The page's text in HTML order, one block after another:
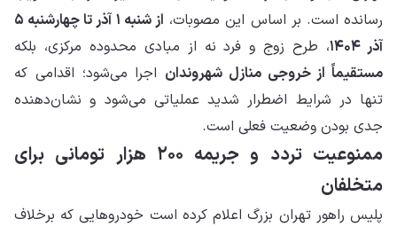
رسانده است. بر اساس این مصوبات،
از شنبه ۱ آذر تا چهارشنبه ۵
آذر ۱۴۰۴
، طرح زوج و فرد نه از مبادی محدوده مرکزی، بلکه
مستقیماً از خروجی منازل شهروندان اجرا می‌شود؛ اقدامی که
تنها در شرایط اضطرار شدید عملیاتی می‌شود و نشان‌دهنده
جدی بودن وضعیت فعلی است.
ممنوعیت تردد و جریمه ۲۰۰ هزار تومانی برای
متخلفان
پلیس راهور تهران بزرگ اعلام کرده است خودروهایی که برخلاف